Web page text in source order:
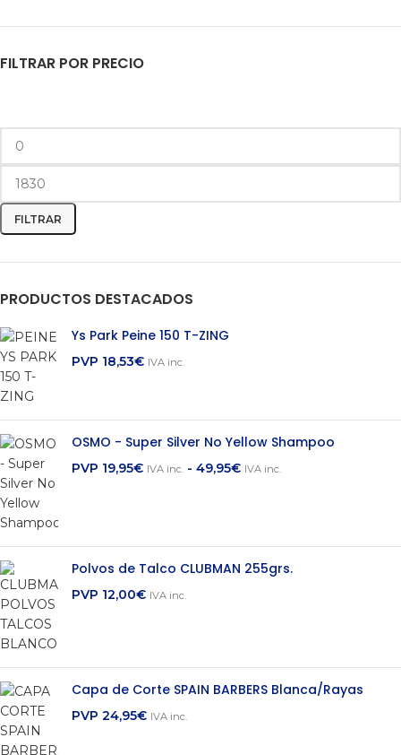
FILTRAR POR PRECIO
FILTRAR
PRODUCTOS DESTACADOS
Ys Park Peine 150 T-ZING
PVP 18,53€ IVA inc.
OSMO - Super Silver No Yellow Shampoo
PVP 19,95€ IVA inc. - 49,95€ IVA inc.
Polvos de Talco CLUBMAN 255grs.
PVP 12,00€ IVA inc.
Capa de Corte SPAIN BARBERS Blanca/Rayas
PVP 24,95€ IVA inc.